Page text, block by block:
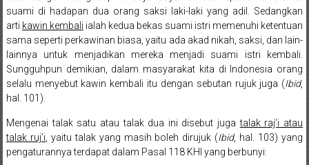
Mungkid,
Purworejo,
Daerah
Istimewa
Yogyakarta,
Makassar,
suami di hadapan dua orang saksi laki-laki yang adil. Sedangkan
arti kawin kembali ialah kedua bekas suami istri memenuhi ketentuan
sama seperti perkawinan biasa, yaitu ada akad nikah, saksi, dan lain-
lainnya untuk menjadikan mereka menjadi suami istri kembali.
Sungguhpun demikian, dalam masyarakat kita di Indonesia orang
selalu menyebut kawin kembali itu dengan sebutan rujuk juga (Ibid,
hal. 101).
Mengenai talak satu atau talak dua ini disebut jugatalak raj’i atau
talak ruj’i , yaitu talak yang masih boleh dirujuk (Ibid, hal. 103) yang
pengaturannya terdapat dalam Pasal 118 KHI yang berbunyi: